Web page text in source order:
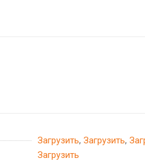
Загрузить, Загрузить,
Загрузить